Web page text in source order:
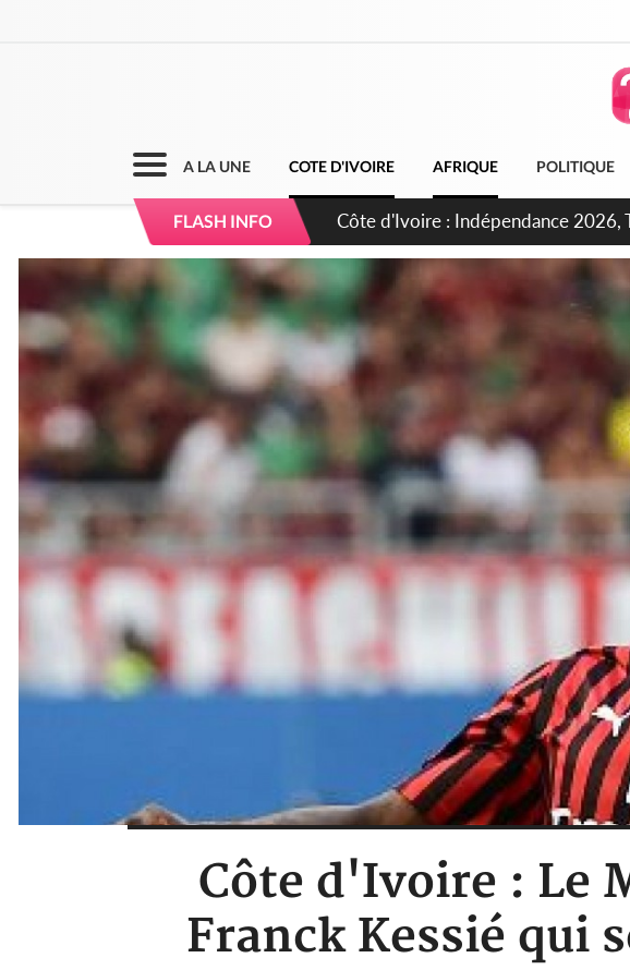
A LA UNE COTE D'IVOIRE AFRIQUE POLITIQUE
FLASH INFO Côte d'Ivoire : Concours INFAS
Côte d'Ivoire : Le
Franck Kessié qui